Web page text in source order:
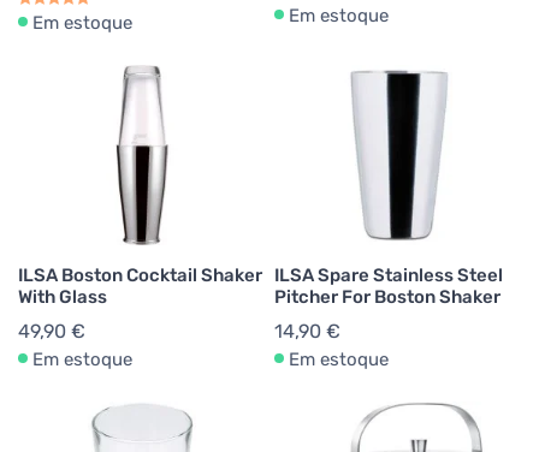
Em estoque Em estoque
ILSA Boston Cocktail Shaker
With Glass
49,90 €
Em estoque
ILSA Spare Stainless Steel
Pitcher For Boston Shaker
14,90 €
Em estoque